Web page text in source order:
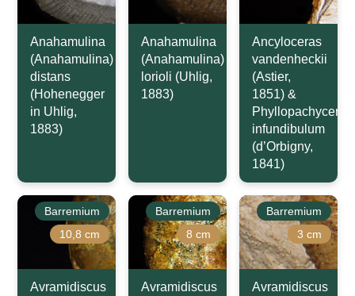
Anahamulina
(Anahamulina)
distans
(Hohenegger
in Uhlig,
1883)
Anahamulina
(Anahamulina)
lorioli (Uhlig,
1883)
Ancyloceras
vandenheckii
(Astier,
1851) &
Phyllopachyceras
infundibulum
(d’Orbigny,
1841)
Barremium
10,8 cm
Avramidiscus
Barremium
8 cm
Avramidiscus
Barremium
3 cm
Avramidiscus